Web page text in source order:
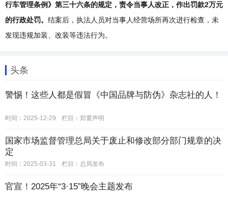
行车管理条例》第三十六条的规定，责令当事人改正，作出罚款2万元
的行政处罚。 结案后，执法人员对当事人经营场所再次进行检查，未
发现违规加装、改装等违法行为。
头条
警惕！这些人都是假冒《中国品牌与防伪》杂志社的人！
时间：2025-12-29 栏目： 郑重声明
国家市场监督管理总局关于废止和修改部分部门规章的决
定
时间：2025-03-31 栏目： 总局发布
官宣！2025年“3·15”晚会主题发布